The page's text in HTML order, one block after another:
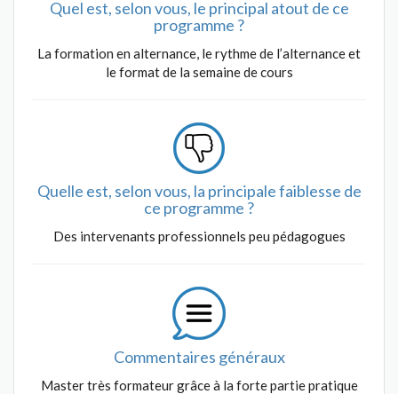
Quel est, selon vous, le principal atout de ce
programme ?
La formation en alternance, le rythme de l’alternance et
le format de la semaine de cours
Quelle est, selon vous, la principale faiblesse de
ce programme ?
Des intervenants professionnels peu pédagogues
Commentaires généraux
Master très formateur grâce à la forte partie pratique